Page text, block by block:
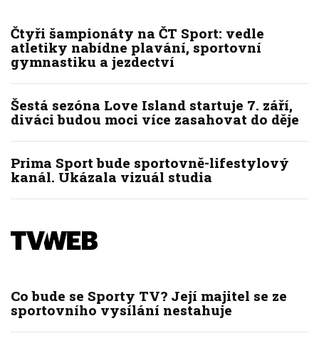
Čtyři šampionáty na ČT Sport: vedle
atletiky nabídne plavání, sportovní
gymnastiku a jezdectví
Šestá sezóna Love Island startuje 7. září,
diváci budou moci více zasahovat do děje
Prima Sport bude sportovně-lifestylový
kanál. Ukázala vizuál studia
Co bude se Sporty TV? Její majitel se ze
sportovního vysílání nestahuje